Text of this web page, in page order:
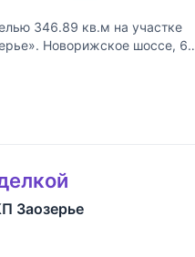
346.89 кв.м на участке
Новорижское шоссе, 60
деревянного бруса,
Заозерье